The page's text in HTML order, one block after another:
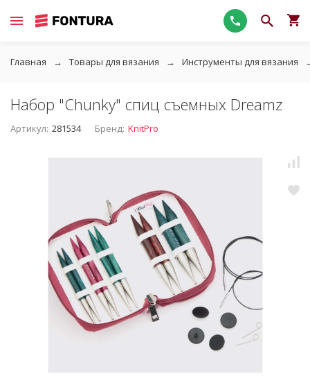
Главная Товары для вязания Инструменты для вязания
Набор "Chunky" спиц съемных Dreamz
Артикул: 281534 Бренд: KnitPro